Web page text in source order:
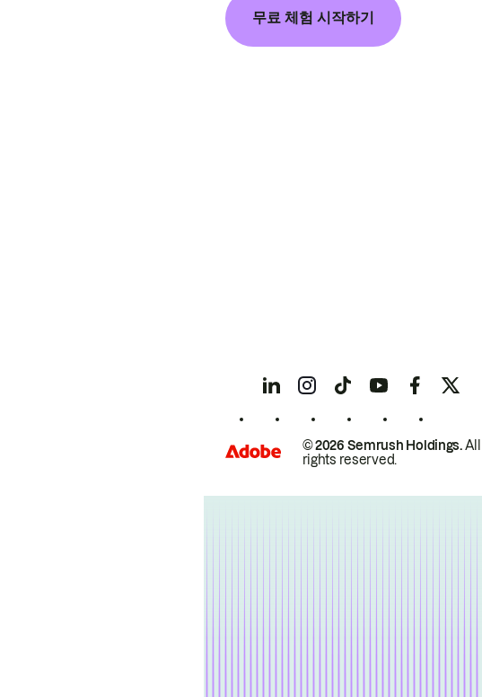
무료 체험 시작하기
© 2026 Semrush Holdings.All
rights reserved.